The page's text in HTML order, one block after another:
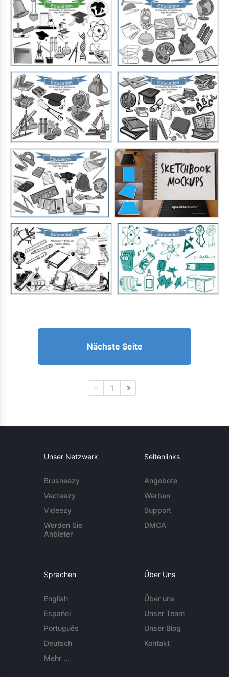
Nächste Seite
1
Unser Netzwerk
Brusheezy
Vecteezy
Videezy
Werden Sie
Anbieter
Seitenlinks
Angebote
Werben
Support
DMCA
Sprachen
English
Español
Português
Deutsch
Mehr ...
Über Uns
Über uns
Unser Team
Unser Blog
Kontakt